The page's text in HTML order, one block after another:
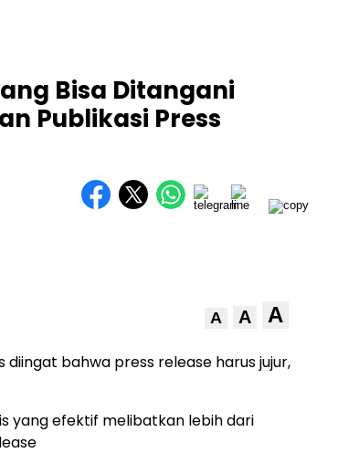
Bisa Ditangani
Publikasi Press
A A A
diingat bahwa press release harus jujur,
yang efektif melibatkan lebih dari